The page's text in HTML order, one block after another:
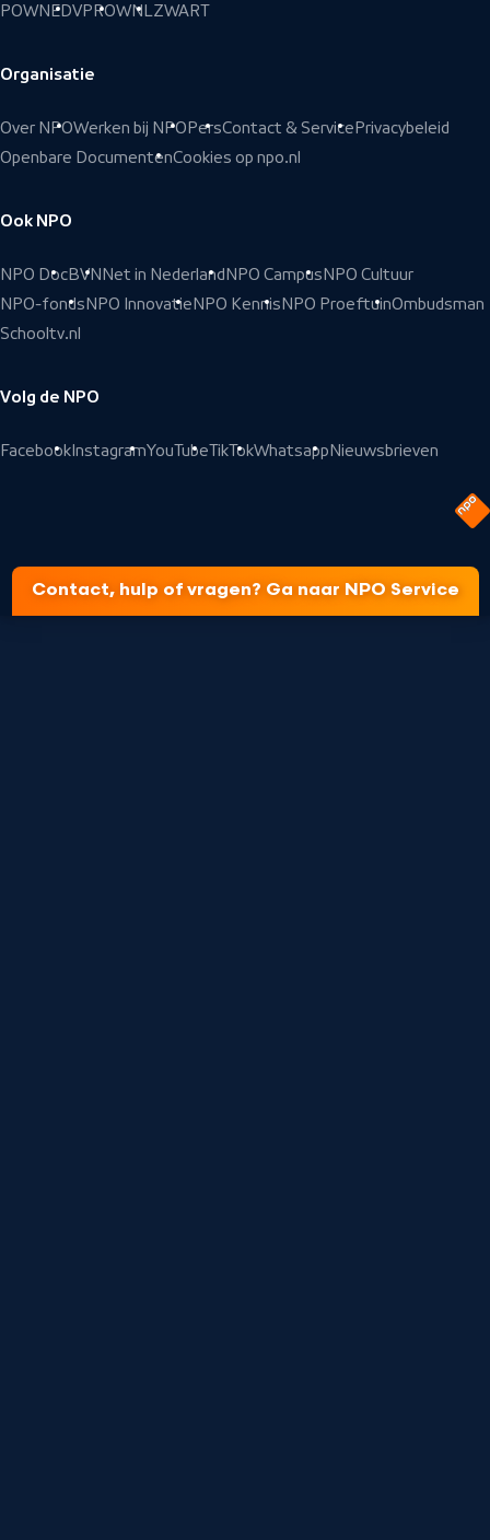
POWNEDVPROWNLZWART
Organisatie
Over NPOWerken bij NPO PersContact & Service Privacybeleid
Openbare DocumentenCookies op npo.nl
Ook NPO
NPO DocBVN Net in Nederland NPO Campus NPO Cultuur
NPO-fonds NPO Innovatie NPO Kennis NPO ProeftuinOmbudsman
Schooltv.nl
Volg de NPO
Facebook InstagramYouTubeTikTokWhatsapp Nieuwsbrieven
Contact, hulp of vragen? Ga naar NPO Service